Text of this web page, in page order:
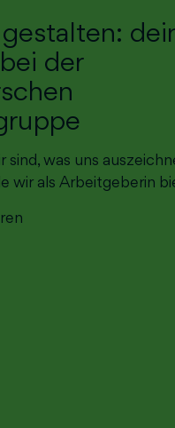
der
sind, was uns
wir als Arbeitgeberin